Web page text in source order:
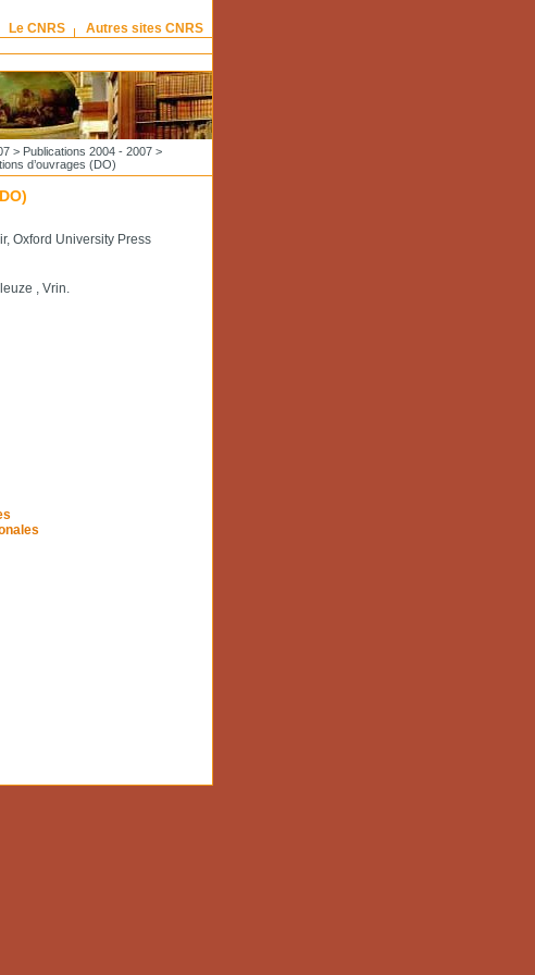
Le CNRS Autres sites CNRS
> Publications 2004 - 2007>
d’ouvrages (DO)
Oxford University Press
, Vrin.